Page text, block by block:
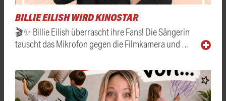
BILLIE EILISH WIRD KINOSTAR
🎬✨ Billie Eilish überrascht ihre Fans! Die Sängerin
tauscht das Mikrofon gegen die Filmkamera und …